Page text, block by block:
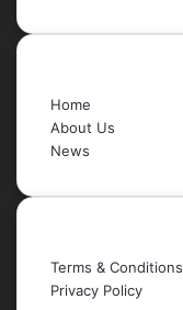
Home
About Us
News
Terms & Conditions
Privacy Policy